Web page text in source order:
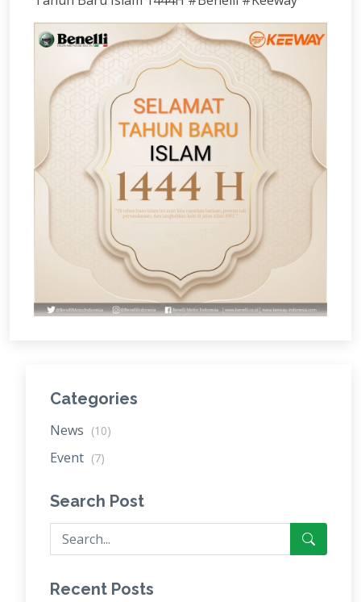
Categories
News (10)
Event (7)
Search Post
Recent Posts